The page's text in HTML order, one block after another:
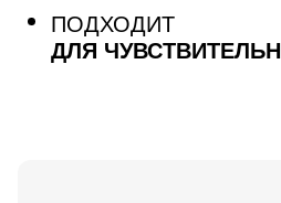
ПОДХОДИТ
ДЛЯ